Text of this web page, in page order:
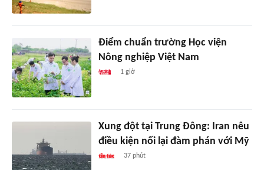
Điểm chuẩn trường Học viện
Nông nghiệp Việt Nam
1 giờ
Xung đột tại Trung Đông: Iran nêu
điều kiện nối lại đàm phán với Mỹ
37 phút